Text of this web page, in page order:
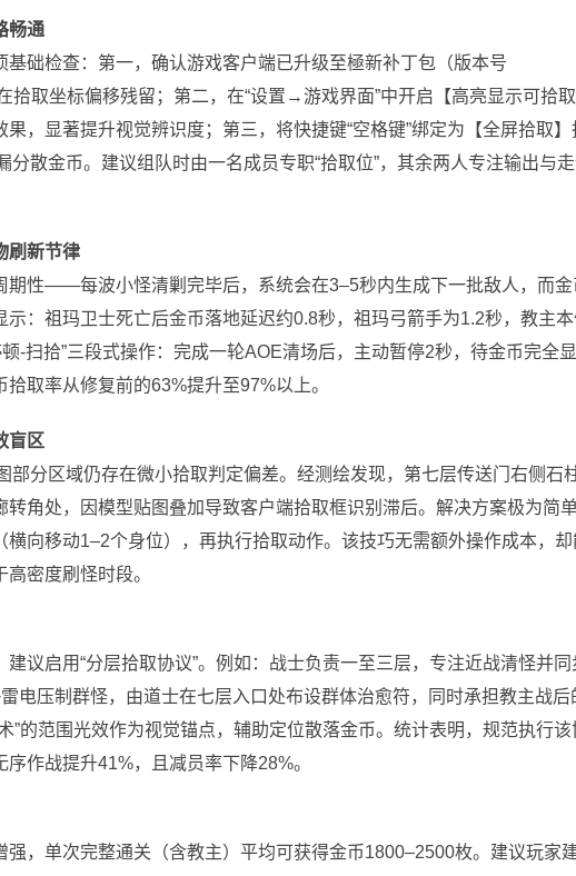
畅通
基础检查：第一，确认游戏客户端已升级至極新补丁包（版本号
拾取坐标偏移残留；第二，在“设置→游戏界面”中开启【高亮显示可拾
，显著提升视觉辨识度；第三，将快捷键“空格键”绑定为【全屏拾取】
分散金币。建议组队时由一名成员专职“拾取位”，其余两人专注输出与
刷新节律
期性——每波小怪清剿完毕后，系统会在3–5秒内生成下一批敌人，而金
示：祖玛卫士死亡后金币落地延迟约0.8秒，祖玛弓箭手为1.2秒，教主
-扫拾”三段式操作：完成一轮AOE清场后，主动暂停2秒，待金币完全
取率从修复前的63%提升至97%以上。
盲区
部分区域仍存在微小拾取判定偏差。经测绘发现，第七层传送门右侧石
转角处，因模型贴图叠加导致客户端拾取框识别滞后。解决方案极为简
横向移动1–2个身位），再执行拾取动作。该技巧无需额外操作成本，
密度刷怪时段。
议启用“分层拾取协议”。例如：战士负责一至三层，专注近战清怪并
电压制群怪，由道士在七层入口处布设群体治愈符，同时承担教主战后
”的范围光效作为视觉锚点，辅助定位散落金币。统计表明，规范执行该
作战提升41%，且减员率下降28%。
强，单次完整通关（含教主）平均可获得金币1800–2500枚。建议玩家